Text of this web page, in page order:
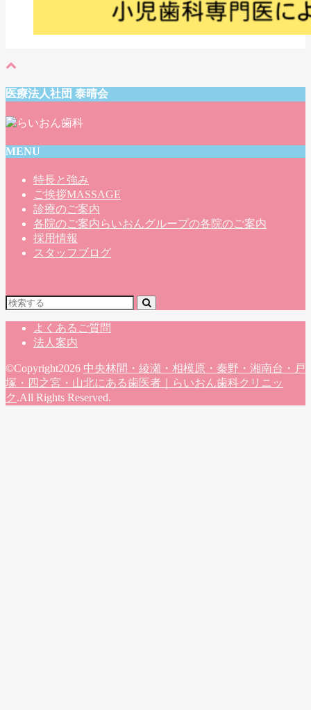
医療法人社団 泰晴会
MENU
特長と強み
ご挨拶MASSAGE
診療のご案内
各院のご案内 らいおんグループの各院のご案内
採用情報
スタッフブログ
よくあるご質問
法人案内
©Copyright2026 中央林間・綾瀬・相模原・秦野・湘南台・戸
塚・四之宮・山北にある歯医者｜らいおん歯科クリニッ
ク .All Rights Reserved.